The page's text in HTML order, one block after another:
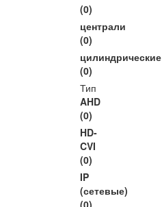
(0)
централи
(0)
цилиндрические
(0)
Тип
AHD
(0)
HD-
CVI
(0)
IP
(сетевые)
(0)